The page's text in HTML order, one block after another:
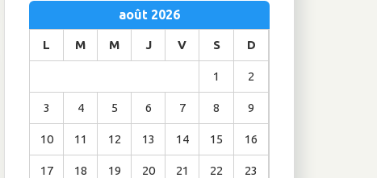
août 2026
L M M J V S D
1 2
3 4 5 6 7 8 9
10 11 12 13 14 15 16
17 18 19 20 21 22 23